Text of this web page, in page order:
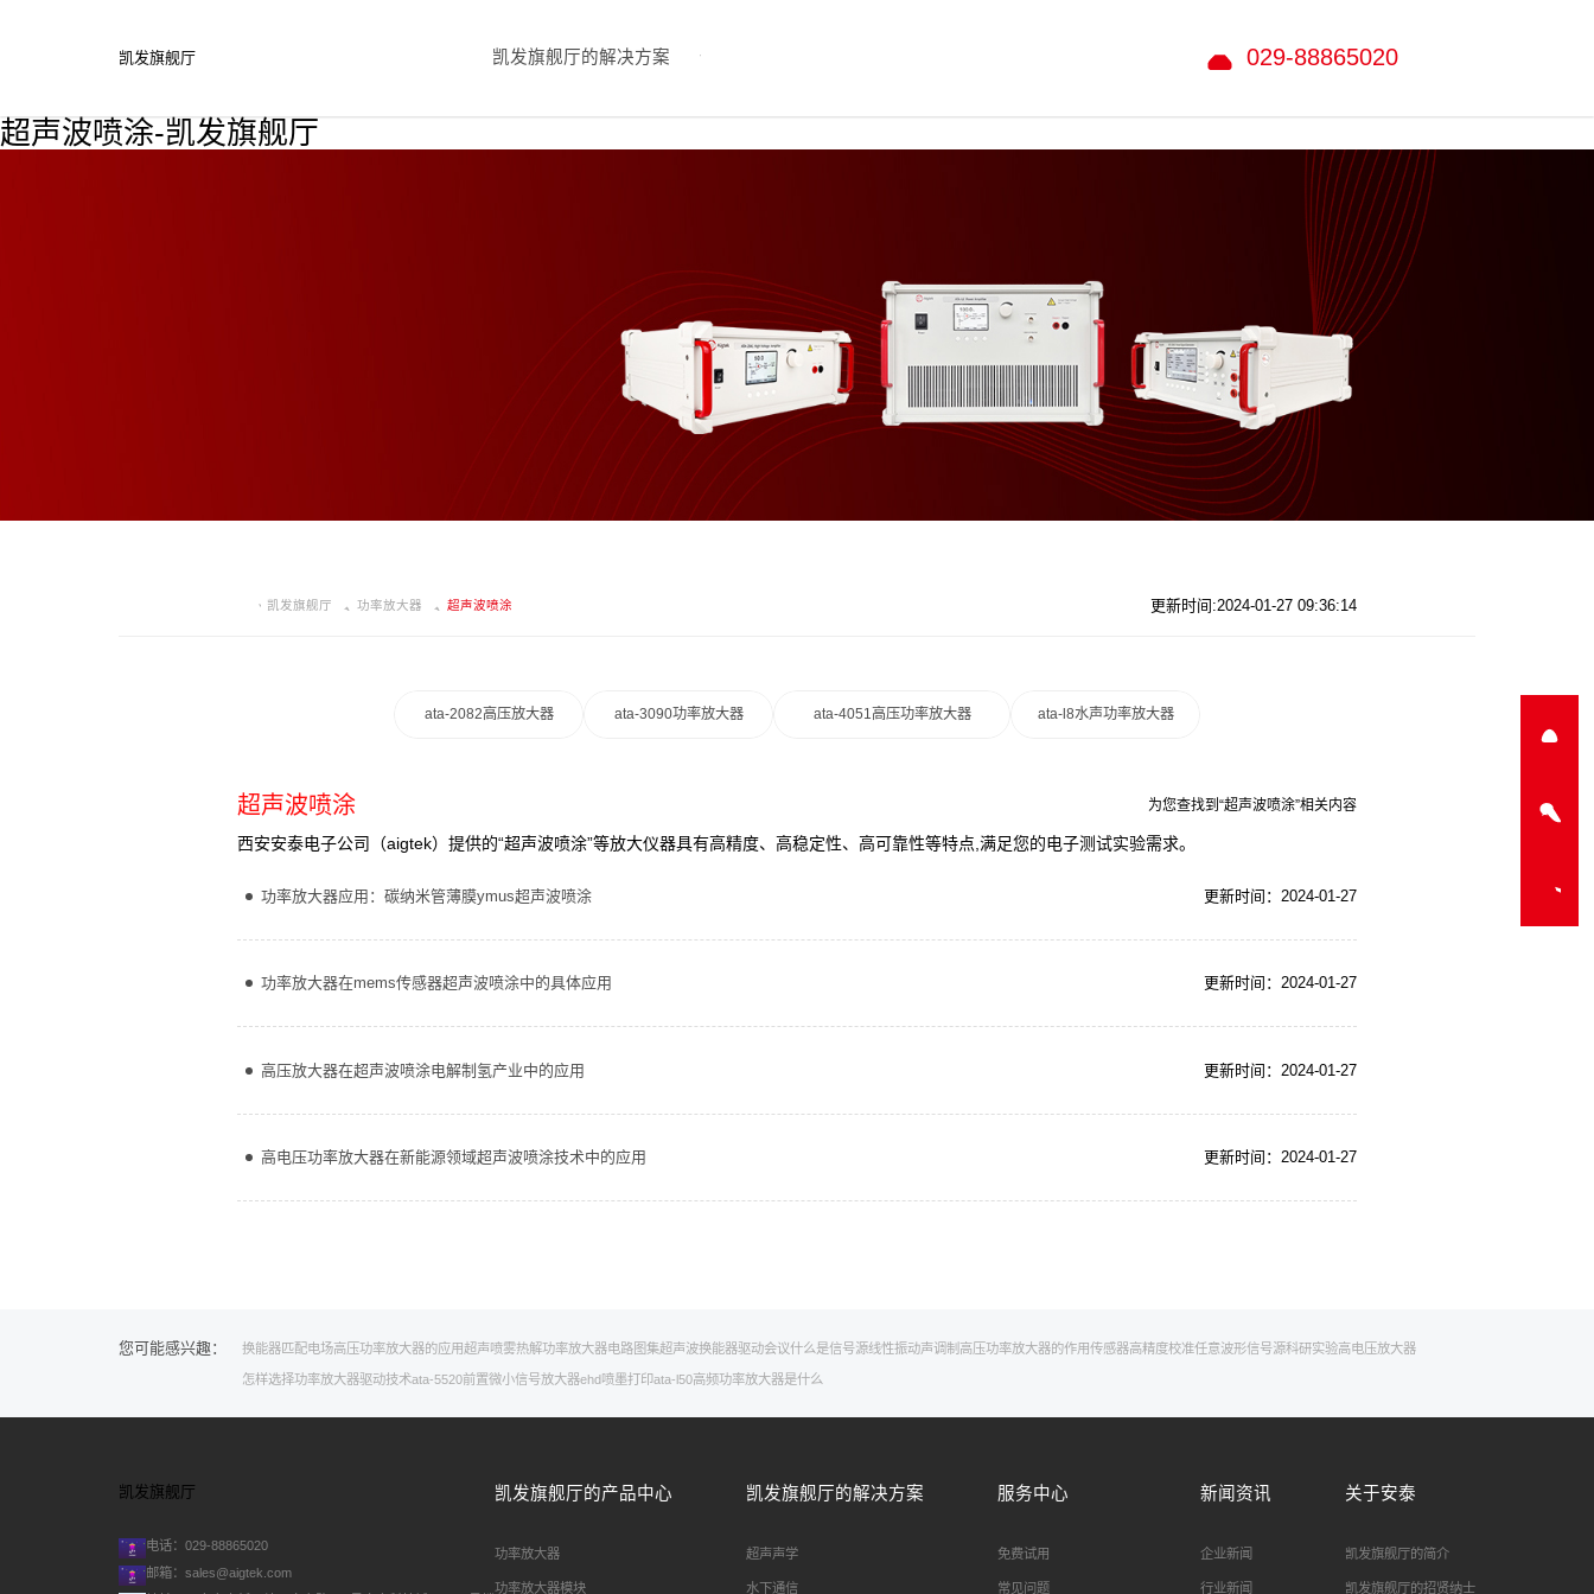
超声波喷涂-凯发旗舰厅
凯发旗舰厅 凯发旗舰厅的解决方案 029-88865020
凯发旗舰厅 功率放大器 超声波喷涂 更新时间:2024-01-27 09:36:14
ata-2082高压放大器 ata-3090功率放大器 ata-4051高压功率放大器 ata-l8水声功率放大器
超声波喷涂 为您查找到“超声波喷涂”相关内容
西安安泰电子公司（aigtek）提供的“超声波喷涂”等放大仪器具有高精度、高稳定性、高可靠性等特点,满足您的电子测试实验需求。
功率放大器应用：碳纳米管薄膜ymus超声波喷涂 更新时间：2024-01-27
功率放大器在mems传感器超声波喷涂中的具体应用 更新时间：2024-01-27
高压放大器在超声波喷涂电解制氢产业中的应用 更新时间：2024-01-27
高电压功率放大器在新能源领域超声波喷涂技术中的应用 更新时间：2024-01-27
您可能感兴趣： 换能器匹配电场高压功率放大器的应用超声喷雾热解功率放大器电路图集超声波换能器驱动会议什么是信号源线性振动声调制 高压功率放大器的作用传感器高精度校准任意波形信号源科研实验高电压放大器
怎样选择功率放大器驱动技术ata-5520前置微小信号放大器ehd喷墨打印ata-l50高频功率放大器是什么
凯发旗舰厅
电话：029-88865020
邮箱： sales@aigtek.com
凯发旗舰厅的产品中心
功率放大器
功率放大器模块
凯发旗舰厅的解决方案
超声声学
水下通信
服务中心
免费试用
常见问题
新闻资讯
企业新闻
行业新闻
关于安泰
凯发旗舰厅的简介
凯发旗舰厅的招贤纳士